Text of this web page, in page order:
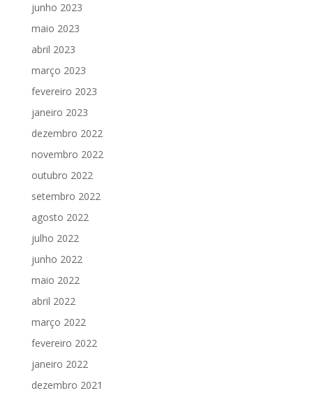
junho 2023
maio 2023
abril 2023
março 2023
fevereiro 2023
janeiro 2023
dezembro 2022
novembro 2022
outubro 2022
setembro 2022
agosto 2022
julho 2022
junho 2022
maio 2022
abril 2022
março 2022
fevereiro 2022
janeiro 2022
dezembro 2021